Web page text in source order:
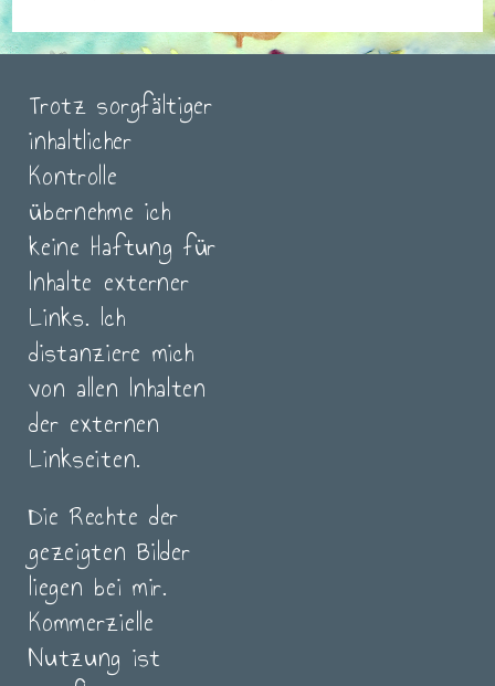
Trotz sorgfältiger
inhaltlicher
Kontrolle
übernehme ich
keine Haftung für
Inhalte externer
Links. Ich
distanziere mich
von allen Inhalten
der externen
Linkseiten.
Die Rechte der
gezeigten Bilder
liegen bei mir.
Kommerzielle
Nutzung ist